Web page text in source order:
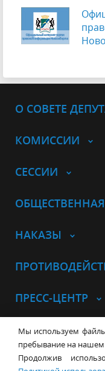
О СОВЕТЕ
КОМИССИИ
СЕССИИ
НАКАЗЫ
ПРЕСС-ЦЕНТР
© Совет депутатов
Новосибирска
630099, г.
Мы используем
пребывание на
Продолжив